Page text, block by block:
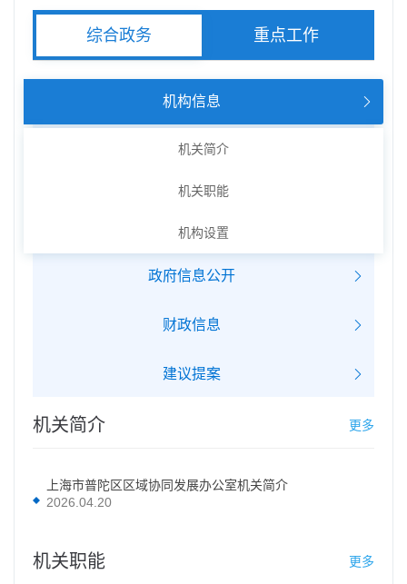
综合政务 重点工作
机构信息
机关简介
机关职能
机构设置
政府信息公开
财政信息
建议提案
机关简介 更多
上海市普陀区区域协同发展办公室机关简介
2026.04.20
机关职能 更多